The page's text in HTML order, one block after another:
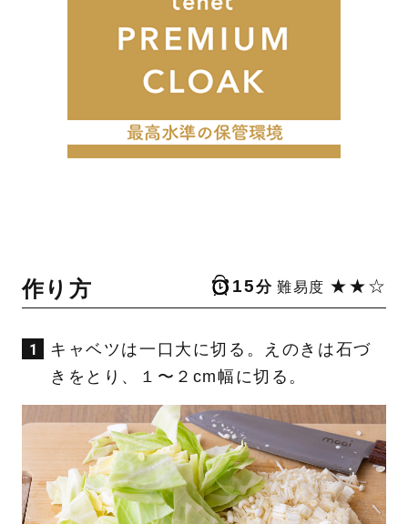
作り方 15分 難易度 ★★☆
キャベツは一口大に切る。えのきは石づ
きをとり、１〜２cm幅に切る。